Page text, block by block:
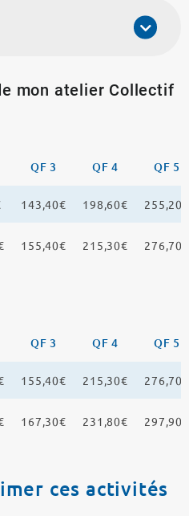
mon atelier Collectif
QF 3 QF 4 QF 5
143,40€ 198,60€ 255,20€
155,40€ 215,30€ 276,70€
QF 3 QF 4 QF 5
155,40€ 215,30€ 276,70€
167,30€ 231,80€ 297,90€
ces activités